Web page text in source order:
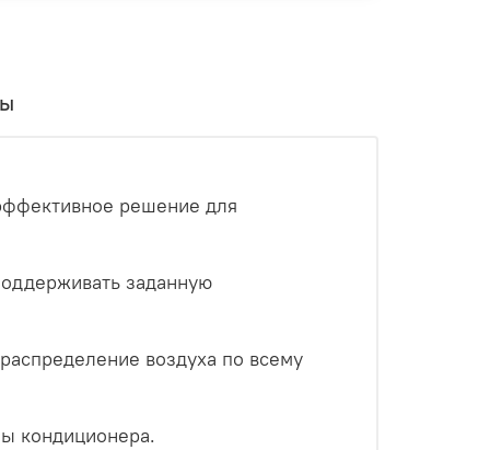
решение для
заданную
воздуха по всему
кондиционера.